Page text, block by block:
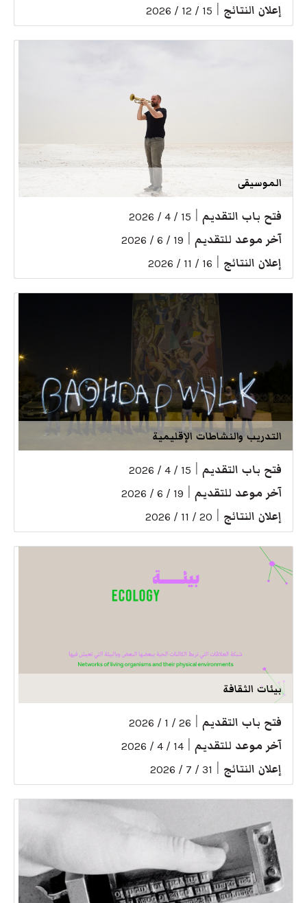
إعلان النتائج 15 / 12 / 2026
الموسيقى
فتح باب التقديم 15 / 4 / 2026
آخر موعد للتقديم 19 / 6 / 2026
إعلان النتائج 16 / 11 / 2026
التدريب والنشاطات الإقليمية
فتح باب التقديم 15 / 4 / 2026
آخر موعد للتقديم 19 / 6 / 2026
إعلان النتائج 20 / 11 / 2026
بيئات الثقافة
فتح باب التقديم 26 / 1 / 2026
آخر موعد للتقديم 14 / 4 / 2026
إعلان النتائج 31 / 7 / 2026